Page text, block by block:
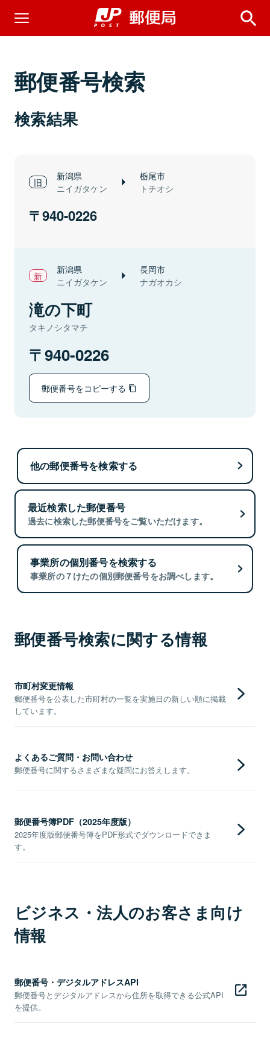
郵便番号検索
検索結果
新潟県
ニイガタケン
栃尾市
トチオシ
940-0226
新潟県
ニイガタケン
長岡市
ナガオカシ
滝の下町
タキノシタマチ
940-0226
郵便番号をコピーする
他の郵便番号を検索する
最近検索した郵便番号
過去に検索した郵便番号をご覧いただけます。
事業所の個別番号を検索する
事業所の７けたの個別郵便番号をお調べします。
郵便番号検索に関する情報
市町村変更情報
郵便番号を公表した市町村の一覧を実施日の新しい順に掲載
しています。
よくあるご質問・お問い合わせ
郵便番号に関するさまざまな疑問にお答えします。
郵便番号簿PDF（2025年度版）
2025年度版郵便番号簿をPDF形式でダウンロードできま
す。
ビジネス・法人のお客さま向け
情報
郵便番号・デジタルアドレスAPI
郵便番号とデジタルアドレスから住所を取得できる公式API
を提供。